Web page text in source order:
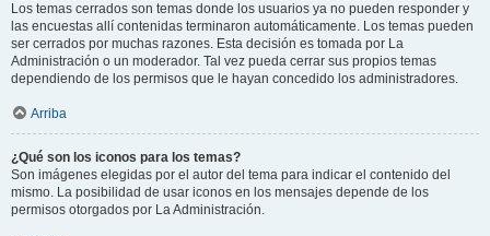
Los temas cerrados son temas donde los usuarios ya no pueden responder y
las encuestas allí contenidas terminaron automáticamente. Los temas pueden
ser cerrados por muchas razones. Esta decisión es tomada por La
Administración o un moderador. Tal vez pueda cerrar sus propios temas
dependiendo de los permisos que le hayan concedido los administradores.
Arriba
¿Qué son los iconos para los temas?
Son imágenes elegidas por el autor del tema para indicar el contenido del
mismo. La posibilidad de usar iconos en los mensajes depende de los
permisos otorgados por La Administración.